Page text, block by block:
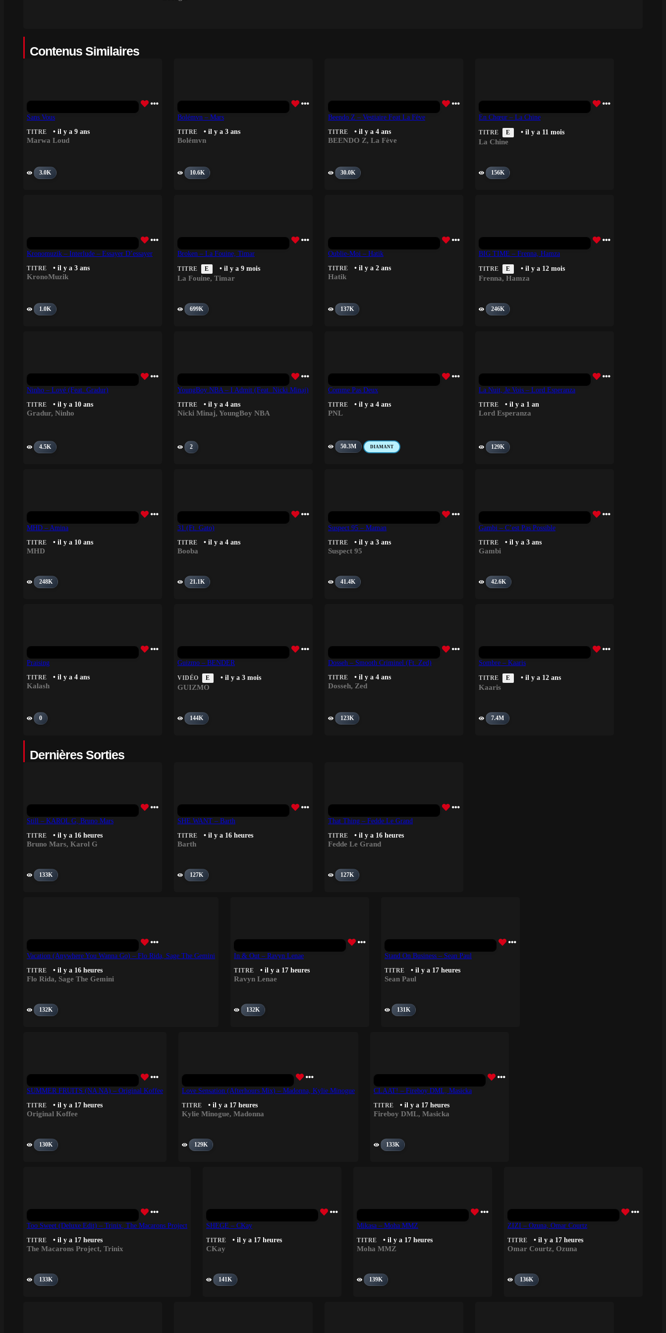
Contenus Similaires
Sans Vous
TITRE • il y a 9 ans
Marwa Loud
3.0K
Bolémvn – Mars
TITRE • il y a 3 ans
Bolémvn
10.6K
Beendo Z – Vestiaire Feat La Fève
TITRE • il y a 4 ans
BEENDO Z, La Fève
30.0K
En Chœur – La Chine
TITRE E • il y a 11 mois
La Chine
156K
Kronomuzik – Interlude – Essayer D’essayer
TITRE • il y a 3 ans
KronoMuzik
1.0K
Broken – La Fouine, Timar
TITRE E • il y a 9 mois
La Fouine, Timar
699K
Oublie-Moi – Hatik
TITRE • il y a 2 ans
Hatik
137K
BIG TIME – Frenna, Hamza
TITRE E • il y a 12 mois
Frenna, Hamza
246K
Ninho – Lové (feat. Gradur)
TITRE • il y a 10 ans
Gradur, Ninho
4.5K
YoungBoy NBA – I Admit (feat. Nicki Minaj)
TITRE • il y a 4 ans
Nicki Minaj, YoungBoy NBA
2
Comme Pas Deux
TITRE • il y a 4 ans
PNL
50.3M DIAMANT
La Nuit, Je Vois – Lord Esperanza
TITRE • il y a 1 an
Lord Esperanza
129K
MHD – Amina
TITRE • il y a 10 ans
MHD
248K
31 (Ft. Gato)
TITRE • il y a 4 ans
Booba
21.1K
Suspect 95 – Maman
TITRE • il y a 3 ans
Suspect 95
41.4K
Gambi – C’est Pas Possible
TITRE • il y a 3 ans
Gambi
42.6K
Praising
TITRE • il y a 4 ans
Kalash
0
Guizmo – BENDER
VIDÉO E • il y a 3 mois
GUIZMO
144K
Dosseh – Smooth Criminel (Ft. Zed)
TITRE • il y a 4 ans
Dosseh, Zed
123K
Sombre – Kaaris
TITRE E • il y a 12 ans
Kaaris
7.4M
Dernières Sorties
Still – KAROL G, Bruno Mars
TITRE • il y a 16 heures
Bruno Mars, Karol G
133K
SHE WANT – Barth
TITRE • il y a 16 heures
Barth
127K
That Thing – Fedde Le Grand
TITRE • il y a 16 heures
Fedde Le Grand
127K
Vacation (Anywhere You Wanna Go) – Flo Rida, Sage The Gemini
TITRE • il y a 16 heures
Flo Rida, Sage The Gemini
132K
In & Out – Ravyn Lenae
TITRE • il y a 17 heures
Ravyn Lenae
132K
Stand On Business – Sean Paul
TITRE • il y a 17 heures
Sean Paul
131K
SUMMER FRUITS (NA NA) – Original Koffee
TITRE • il y a 17 heures
Original Koffee
130K
Love Sensation (Afterhours Mix) – Madonna, Kylie Minogue
TITRE • il y a 17 heures
Kylie Minogue, Madonna
129K
CLAAT! – Fireboy DML, Masicka
TITRE • il y a 17 heures
Fireboy DML, Masicka
133K
Too Sweet (Deluxe Edit) – Trinix, The Macarons Project
TITRE • il y a 17 heures
The Macarons Project, Trinix
133K
SHEGE – CKay
TITRE • il y a 17 heures
CKay
141K
Mikasa – Moha MMZ
TITRE • il y a 17 heures
Moha MMZ
139K
ZIZI – Ozuna, Omar Courtz
TITRE • il y a 17 heures
Omar Courtz, Ozuna
136K